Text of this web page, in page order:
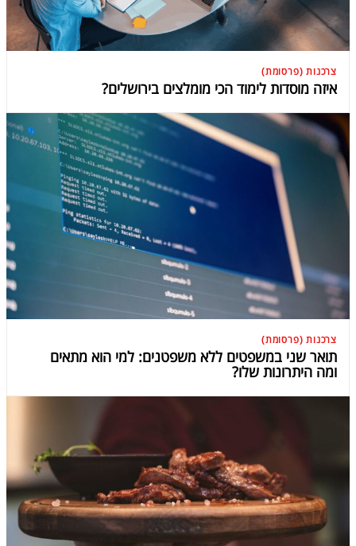
צרכנות (פרסומת)
איזה מוסדות לימוד הכי מומלצים בירושלים?
צרכנות (פרסומת)
תואר שני במשפטים ללא משפטנים: למי הוא מתאים
ומה היתרונות שלו?